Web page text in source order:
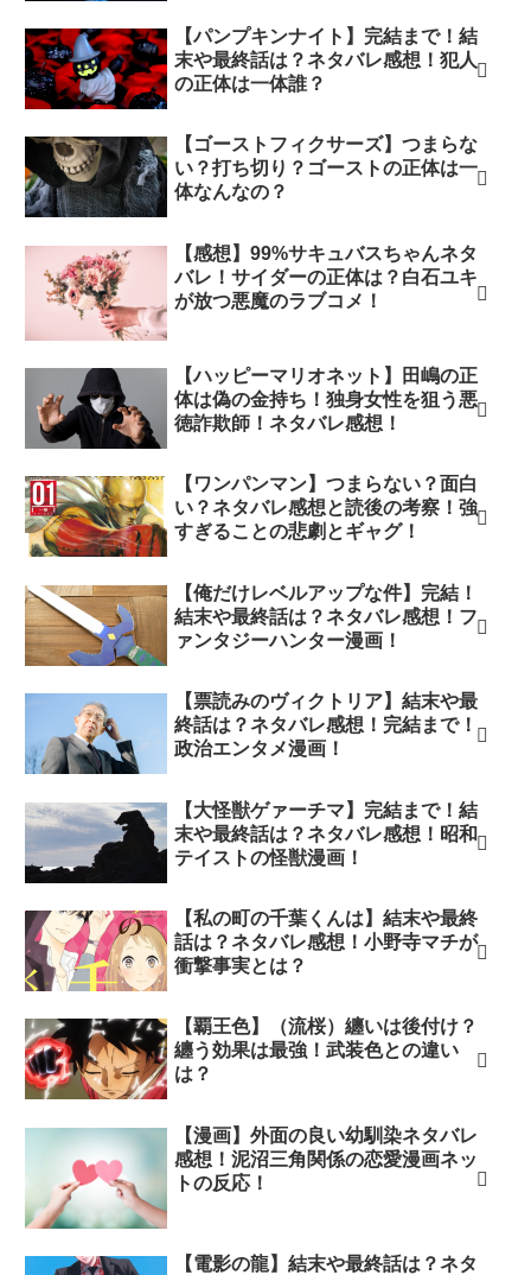
【パンプキンナイト】完結まで！結
末や最終話は？ネタバレ感想！犯人
の正体は一体誰？
【ゴーストフィクサーズ】つまらな
い？打ち切り？ゴーストの正体は一
体なんなの？
【感想】99%サキュバスちゃんネタ
バレ！サイダーの正体は？白石ユキ
が放つ悪魔のラブコメ！
【ハッピーマリオネット】田嶋の正
体は偽の金持ち！独身女性を狙う悪
徳詐欺師！ネタバレ感想！
【ワンパンマン】つまらない？面白
い？ネタバレ感想と読後の考察！強
すぎることの悲劇とギャグ！
【俺だけレベルアップな件】完結！
結末や最終話は？ネタバレ感想！フ
ァンタジーハンター漫画！
【票読みのヴィクトリア】結末や最
終話は？ネタバレ感想！完結まで！
政治エンタメ漫画！
【大怪獣ゲァーチマ】完結まで！結
末や最終話は？ネタバレ感想！昭和
テイストの怪獣漫画！
【私の町の千葉くんは】結末や最終
話は？ネタバレ感想！小野寺マチが
衝撃事実とは？
【覇王色】（流桜）纏いは後付け？
纏う効果は最強！武装色との違い
は？
【漫画】外面の良い幼馴染ネタバレ
感想！泥沼三角関係の恋愛漫画ネッ
トの反応！
【電影の龍】結末や最終話は？ネタ